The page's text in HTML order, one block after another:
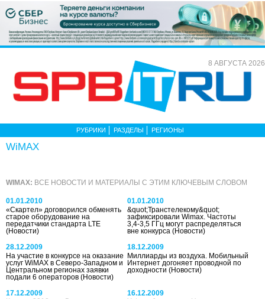
8 АВГУСТА 2026
РУБРИКИ РАЗДЕЛЫ РЕГИОНЫ
WiMAX
WIMAX: ВСЕ НОВОСТИ И МАТЕРИАЛЫ С ЭТИМ КЛЮЧЕВЫМ СЛОВОМ
01.01.2010
«Скартел» договорился обменять
старое оборудование на
передатчики стандарта LTE
(Новости)
01.01.2010
&quot;Транстелекому&quot;
зафиксировали Wimax. Частоты
3,4-3,5 ГГц могут распределяться
вне конкурса(Новости)
28.12.2009
На участие в конкурсе на оказание
услуг WiMAX в Северо-Западном и
Центральном регионах заявки
подали 6 операторов (Новости)
18.12.2009
Миллиарды из воздуха. Мобильный
Интернет догоняет проводной по
доходности(Новости)
17.12.2009
16.12.2009